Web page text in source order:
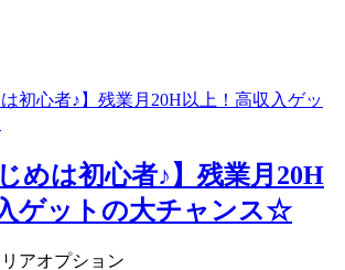
めは初心者♪】残業月20H
ゲットの大チャンス☆
アオプション